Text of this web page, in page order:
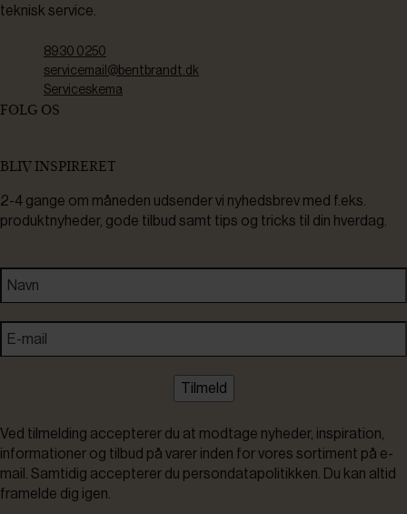
teknisk service.
8930 0250
servicemail@bentbrandt.dk
Serviceskema
FØLG OS
BLIV INSPIRERET
2-4 gange om måneden udsender vi nyhedsbrev med f.eks.
produktnyheder, gode tilbud samt tips og tricks til din hverdag.
Tilmeld
Ved tilmelding accepterer du at modtage nyheder, inspiration,
informationer og tilbud på varer inden for vores sortiment på e-
mail. Samtidig accepterer du persondatapolitikken. Du kan altid
framelde dig igen.